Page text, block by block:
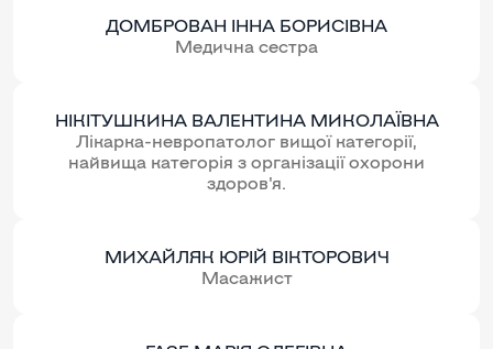
ДОМБРОВАН ІННА БОРИСІВНА
Медична сестра
НІКІТУШКИНА ВАЛЕНТИНА МИКОЛАЇВНА
Лікарка-невропатолог вищої категорії,
найвища категорія з організації охорони
здоров'я.
МИХАЙЛЯК ЮРІЙ ВІКТОРОВИЧ
Масажист